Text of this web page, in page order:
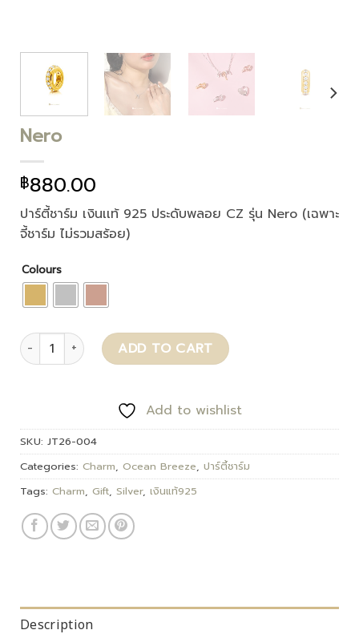
Nero
฿880.00
ปาร์ตี้ชาร์ม เงินเเท้ 925 ประดับพลอย CZ รุ่น Nero (เฉพาะ
จี้ชาร์ม ไม่รวมสร้อย)
Colours
Nero quantity ADD TO CART
Add to wishlist
SKU: JT26-004
Categories: Charm, Ocean Breeze, ปาร์ตี้ชาร์ม
Tags: Charm, Gift, Silver, เงินแท้925
Description